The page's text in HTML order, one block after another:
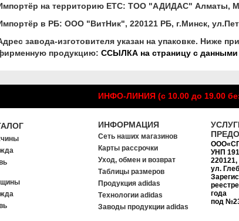
на территорию ЕТС: ТОО "АДИДАС" Алматы,
в РБ: ООО "ВитНик", 220121 РБ, г.Минск,
завода-изготовителя указан на упаковке. Ниже
продукцию: ССЫЛКА на страницу с данными
ИНФО-ЛИНИЯ (с 10.00 до 19.00
ИНФОРМАЦИЯ
Сеть наших магазинов
Карты рассрочки
Уход, обмен и возврат
Таблицы размеров
Продукция adidas
Tехнологии adidas
Заводы продукции adidas
УНП
ул.
года
под